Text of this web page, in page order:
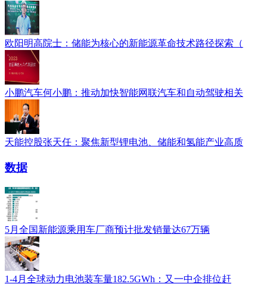
欧阳明高院士：储能为核心的新能源革命技术路径探索（
小鹏汽车何小鹏：推动加快智能网联汽车和自动驾驶相关
天能控股张天任：聚焦新型锂电池、储能和氢能产业高质
数据
5月全国新能源乘用车厂商预计批发销量达67万辆
1-4月全球动力电池装车量182.5GWh：又一中企排位赶